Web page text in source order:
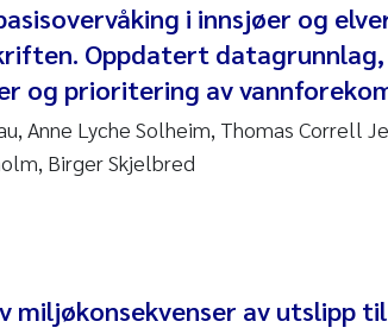
Seifu Gragne
Hostyeva
Odd Arne Segtnan Skogan
Lund
i innsjøer og
Oppdatert
og prioritering av
Anne Lyche Solheim, Thomas Correll
Birger Skjelbred
miljøkonsekvenser av utslipp